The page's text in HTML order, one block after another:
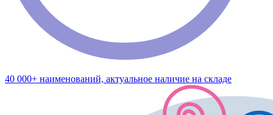
40 000+ наименований, актуальное наличие на складе